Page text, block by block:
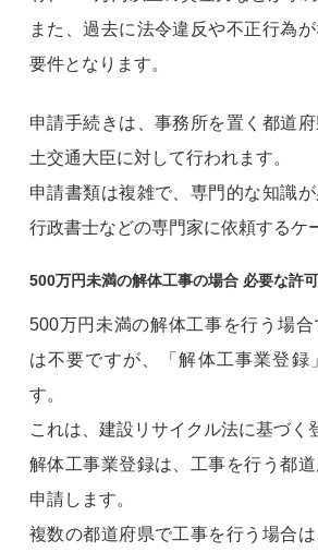
また、過去に法令違反や不正行為
要件となります。
申請手続きは、事務所を置く都道
土交通大臣に対して行われます。
申請書類は複雑で、専門的な知識が
行政書士などの専門家に依頼するケ
500万円未満の解体工事の場合 必要な許
500万円未満の解体工事を行う場
は不要ですが、「解体工事業登録
す。
これは、建設リサイクル法に基づく
解体工事業登録は、工事を行う都
申請します。
複数の都道府県で工事を行う場合